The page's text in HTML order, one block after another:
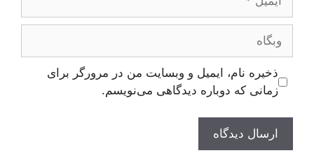
وبگاه
ذخیره نام، ایمیل و وبسایت من در مرورگر برای
زمانی که دوباره دیدگاهی می‌نویسم.